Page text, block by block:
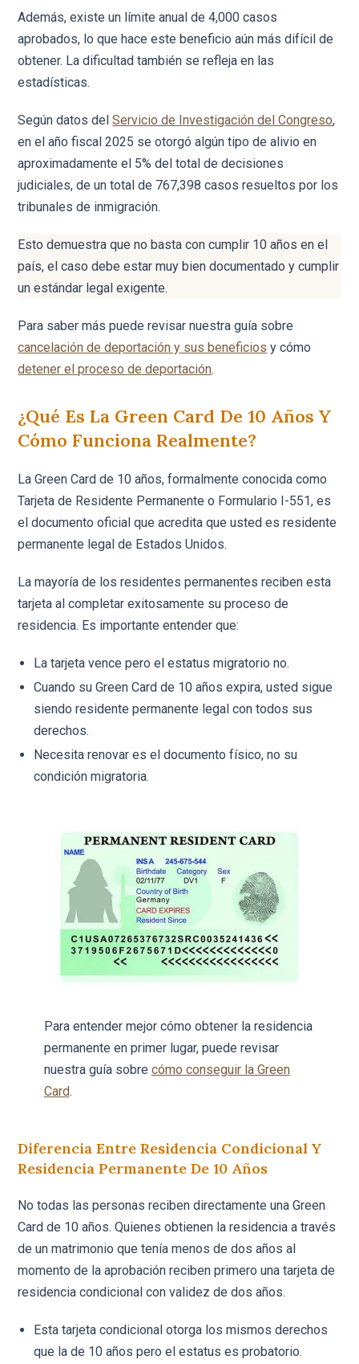
Además, existe un límite anual de 4,000 casos
aprobados, lo que hace este beneficio aún más difícil de
obtener. La dificultad también se refleja en las
estadísticas.
Según datos delServicio de Investigación del Congreso,
en el año fiscal 2025 se otorgó algún tipo de alivio en
aproximadamente el 5% del total de decisiones
judiciales, de un total de 767,398 casos resueltos por los
tribunales de inmigración.
Esto demuestra que no basta con cumplir 10 años en el
país, el caso debe estar muy bien documentado y cumplir
un estándar legal exigente.
Para saber más puede revisar nuestra guía sobre
cancelación de deportación y sus beneficios y cómo
detener el proceso de deportación.
¿Qué Es La Green Card De 10 Años Y
Cómo Funciona Realmente?
La Green Card de 10 años, formalmente conocida como
Tarjeta de Residente Permanente o Formulario I-551, es
el documento oficial que acredita que usted es residente
permanente legal de Estados Unidos.
La mayoría de los residentes permanentes reciben esta
tarjeta al completar exitosamente su proceso de
residencia. Es importante entender que:
La tarjeta vence pero el estatus migratorio no.
Cuando su Green Card de 10 años expira, usted sigue
siendo residente permanente legal con todos sus
derechos.
Necesita renovar es el documento físico, no su
condición migratoria.
Para entender mejor cómo obtener la residencia
permanente en primer lugar, puede revisar
nuestra guía sobre cómo conseguir la Green
Card.
Diferencia Entre Residencia Condicional Y
Residencia Permanente De 10 Años
No todas las personas reciben directamente una Green
Card de 10 años. Quienes obtienen la residencia a través
de un matrimonio que tenía menos de dos años al
momento de la aprobación reciben primero una tarjeta de
residencia condicional con validez de dos años.
Esta tarjeta condicional otorga los mismos derechos
que la de 10 años pero el estatus es probatorio.